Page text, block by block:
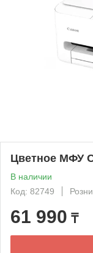
Цветное МФУ
В наличии
Код: 82749
61 990 ₸